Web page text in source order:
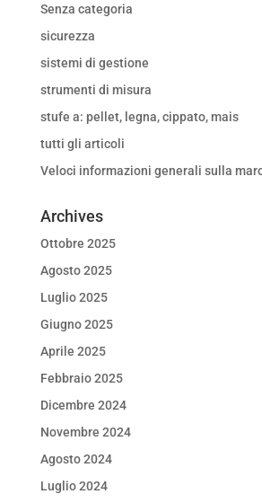
Senza categoria
sicurezza
sistemi di gestione
strumenti di misura
stufe a: pellet, legna, cippato, mais
tutti gli articoli
Veloci informazioni generali sulla
Archives
Ottobre 2025
Agosto 2025
Luglio 2025
Giugno 2025
Aprile 2025
Febbraio 2025
Dicembre 2024
Novembre 2024
Agosto 2024
Luglio 2024